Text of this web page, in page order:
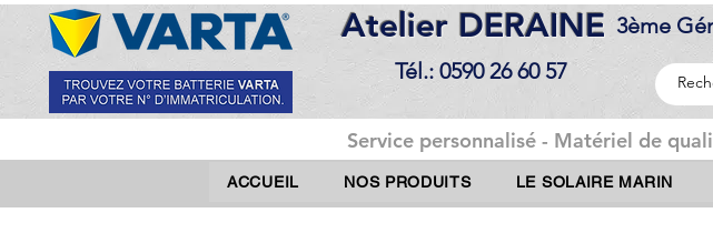
Atelier DERAINE 3ème
Tél.: 0590 26 60 57
Service personnalisé - Matériel de
ACCUEIL NOS PRODUITS LE SOLAIRE MARIN